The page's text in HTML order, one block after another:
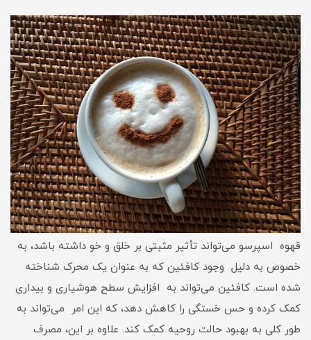
قهوه اسپرسو می‌تواند تأثیر مثبتی بر خلق و خو داشته باشد، به
خصوص به دلیل وجود کافئین که به عنوان یک محرک شناخته
شده است. کافئین می‌تواند به افزایش سطح هوشیاری و بیداری
کمک کرده و حس خستگی را کاهش دهد، که این امر می‌تواند به
طور کلی به بهبود حالت روحیه کمک کند. علاوه بر این، مصرف